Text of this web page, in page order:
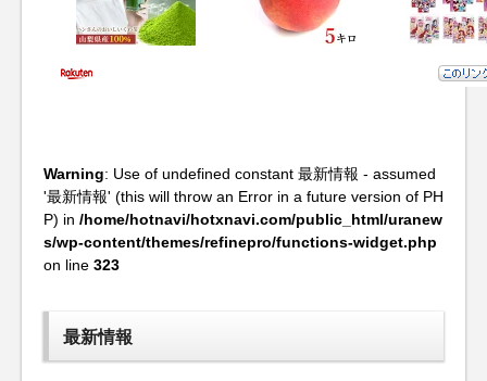
Warning: Use of undefined constant 最新情報 - assumed
'最新情報' (this will throw an Error in a future version of PH
P) in /home/hotnavi/hotxnavi.com/public_html/uranew
s/wp-content/themes/refinepro/functions-widget.php
on line 323
最新情報